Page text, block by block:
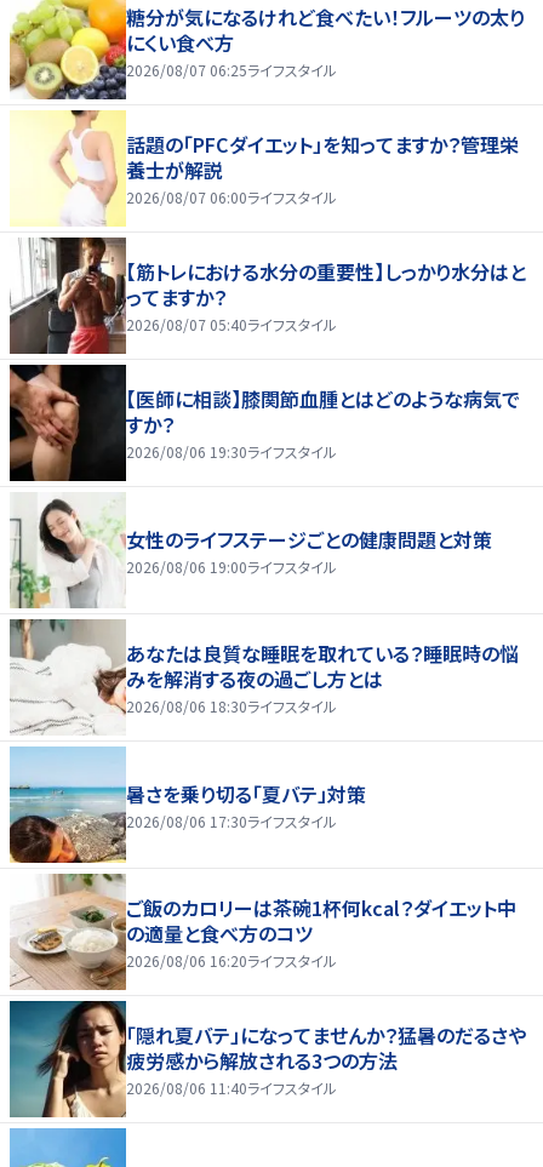
糖分が気になるけれど食べたい！フルーツの太り
にくい食べ方
2026/08/07 06:25ライフスタイル
話題の「PFCダイエット」を知ってますか？管理栄
養士が解説
2026/08/07 06:00ライフスタイル
【筋トレにおける水分の重要性】しっかり水分はと
ってますか？
2026/08/07 05:40ライフスタイル
【医師に相談】膝関節血腫とはどのような病気で
すか？
2026/08/06 19:30ライフスタイル
女性のライフステージごとの健康問題と対策
2026/08/06 19:00ライフスタイル
あなたは良質な睡眠を取れている？睡眠時の悩
みを解消する夜の過ごし方とは
2026/08/06 18:30ライフスタイル
暑さを乗り切る「夏バテ」対策
2026/08/06 17:30ライフスタイル
ご飯のカロリーは茶碗1杯何kcal？ダイエット中
の適量と食べ方のコツ
2026/08/06 16:20ライフスタイル
「隠れ夏バテ」になってませんか？猛暑のだるさや
疲労感から解放される3つの方法
2026/08/06 11:40ライフスタイル